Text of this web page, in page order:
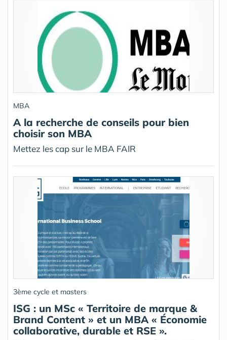
MBA
A la recherche de conseils pour bien
choisir son MBA
Mettez les cap sur le MBA FAIR
3ème cycle et masters
ISG : un MSc « Territoire de marque &
Brand Content » et un MBA « Économie
collaborative, durable et RSE ».